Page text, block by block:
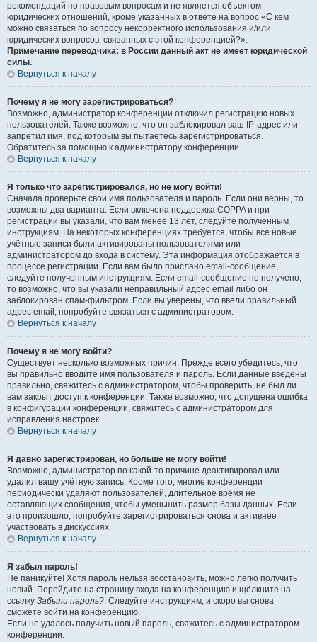
рекомендаций по правовым вопросам и не является объектом
юридических отношений, кроме указанных в ответе на вопрос «С кем
можно связаться по вопросу некорректного использования и/или
юридических вопросов, связанных с этой конференцией?».
Примечание переводчика: в России данный акт не имеет юридической
силы.
Вернуться к началу
Почему я не могу зарегистрироваться?
Возможно, администратор конференции отключил регистрацию новых
пользователей. Также возможно, что он заблокировал ваш IP-адрес или
запретил имя, под которым вы пытаетесь зарегистрироваться.
Обратитесь за помощью к администратору конференции.
Вернуться к началу
Я только что зарегистрировался, но не могу войти!
Сначала проверьте свои имя пользователя и пароль. Если они верны, то
возможны два варианта. Если включена поддержка COPPA и при
регистрации вы указали, что вам менее 13 лет, следуйте полученным
инструкциям. На некоторых конференциях требуется, чтобы все новые
учётные записи были активированы пользователями или
администратором до входа в систему. Эта информация отображается в
процессе регистрации. Если вам было прислано email-сообщение,
следуйте полученным инструкциям. Если email-сообщение не получено,
то возможно, что вы указали неправильный адрес email либо он
заблокирован спам-фильтром. Если вы уверены, что ввели правильный
адрес email, попробуйте связаться с администратором.
Вернуться к началу
Почему я не могу войти?
Существует несколько возможных причин. Прежде всего убедитесь, что
вы правильно вводите имя пользователя и пароль. Если данные введены
правильно, свяжитесь с администратором, чтобы проверить, не был ли
вам закрыт доступ к конференции. Также возможно, что допущена ошибка
в конфигурации конференции, свяжитесь с администратором для
исправления настроек.
Вернуться к началу
Я давно зарегистрирован, но больше не могу войти!
Возможно, администратор по какой-то причине деактивировал или
удалил вашу учётную запись. Кроме того, многие конференции
периодически удаляют пользователей, длительное время не
оставляющих сообщения, чтобы уменьшить размер базы данных. Если
это произошло, попробуйте зарегистрироваться снова и активнее
участвовать в дискуссиях.
Вернуться к началу
Я забыл пароль!
Не паникуйте! Хотя пароль нельзя восстановить, можно легко получить
новый. Перейдите на страницу входа на конференцию и щёлкните на
ссылку Забыли пароль?. Следуйте инструкциям, и скоро вы снова
сможете войти на конференцию.
Если не удалось получить новый пароль, свяжитесь с администратором
конференции.